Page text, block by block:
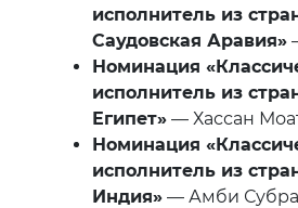
исполнитель из
Саудовская Аравия»
Номинация
исполнитель из
Египет» — Хассан
Номинация
исполнитель из
Индия» — Амби